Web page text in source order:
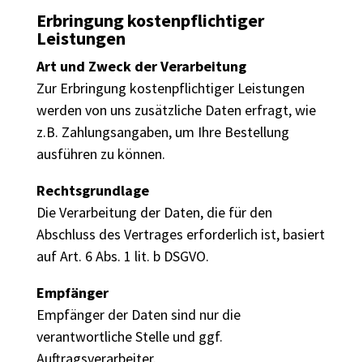
Erbringung kostenpflichtiger
Leistungen
Art und Zweck der Verarbeitung
Zur Erbringung kostenpflichtiger Leistungen
werden von uns zusätzliche Daten erfragt, wie
z.B. Zahlungsangaben, um Ihre Bestellung
ausführen zu können.
Rechtsgrundlage
Die Verarbeitung der Daten, die für den
Abschluss des Vertrages erforderlich ist, basiert
auf Art. 6 Abs. 1 lit. b DSGVO.
Empfänger
Empfänger der Daten sind nur die
verantwortliche Stelle und ggf.